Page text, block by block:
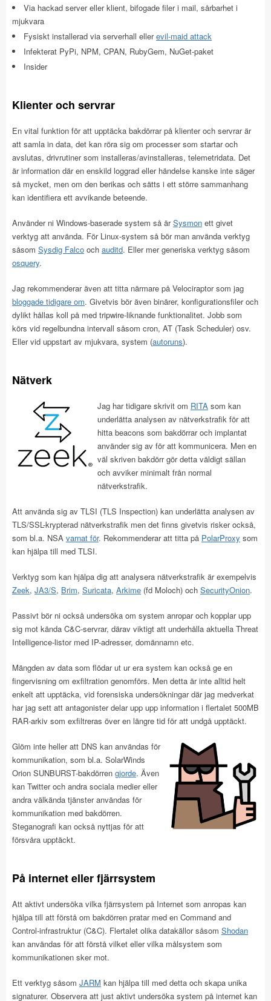
Via hackad server eller klient, bifogade filer i mail, sårbarhet i
mjukvara
Fysiskt installerad via serverhall ellerevil-maid attack
Infekterat PyPi, NPM, CPAN, RubyGem, NuGet-paket
Insider
Klienter och servrar
En vital funktion för att upptäcka bakdörrar på klienter och servrar är
att samla in data, det kan röra sig om processer som startar och
avslutas, drivrutiner som installeras/avinstalleras, telemetridata. Det
är information där en enskild loggrad eller händelse kanske inte säger
så mycket, men om den berikas och sätts i ett större sammanhang
kan identifiera ett avvikande beteende.
Använder ni Windows-baserade system så ärSysmon ett givet
verktyg att använda. För Linux-system så bör man använda verktyg
såsom Sysdig Falco och auditd. Eller mer generiska verktyg såsom
osquery.
Jag rekommenderar även att titta närmare på Velociraptor som jag
bloggade tidigare om. Givetvis bör även binärer, konfigurationsfiler och
dylikt hållas koll på med tripwire-liknande funktionalitet. Jobb som
körs vid regelbundna intervall såsom cron, AT (Task Scheduler) osv.
Eller vid uppstart av mjukvara, system (autoruns).
Nätverk
Jag har tidigare skrivit om RITA som kan
underlätta analysen av nätverkstrafik för att
hitta beacons som bakdörrar och implantat
använder sig av för att kommunicera. Men en
väl skriven bakdörr gör detta väldigt sällan
och avviker minimalt från normal
nätverkstrafik.
Att använda sig av TLSI (TLS Inspection) kan underlätta analysen av
TLS/SSL-krypterad nätverkstrafik men det finns givetvis risker också,
som bl.a. NSA varnat för. Rekommenderar att titta på PolarProxy som
kan hjälpa till med TLSI.
Verktyg som kan hjälpa dig att analysera nätverkstrafik är exempelvis
Zeek, JA3/S, Brim, Suricata, Arkime (fd Moloch) och SecurityOnion.
Passivt bör ni också undersöka om system anropar och kopplar upp
sig mot kända C&C-servrar, därav viktigt att underhålla aktuella Threat
Intelligence-listor med IP-adresser, domännamn etc.
Mängden av data som flödar ut ur era system kan också ge en
fingervisning om exfiltration genomförs. Men detta är inte alltid helt
enkelt att upptäcka, vid forensiska undersökningar där jag medverkat
har jag sett att antagonister delar upp upp information i flertalet 500MB
RAR-arkiv som exfiltreras över en längre tid för att undgå upptäckt.
Glöm inte heller att DNS kan användas för
kommunikation, som bl.a. SolarWinds
Orion SUNBURST-bakdörren gjorde. Även
kan Twitter och andra sociala medier eller
andra välkända tjänster användas för
kommunikation med bakdörren.
Steganografi kan också nyttjas för att
försvåra upptäckt.
På internet eller fjärrsystem
Att aktivt undersöka vilka fjärrsystem på Internet som anropas kan
hjälpa till att förstå om bakdörren pratar med en Command and
Control-infrastruktur (C&C). Flertalet olika datakällor såsom Shodan
kan användas för att förstå vilket eller vilka målsystem som
kommunikationen sker mot.
Ett verktyg såsom JARM kan hjälpa till med detta och skapa unika
signaturer. Observera att just aktivt undersöka system på internet kan